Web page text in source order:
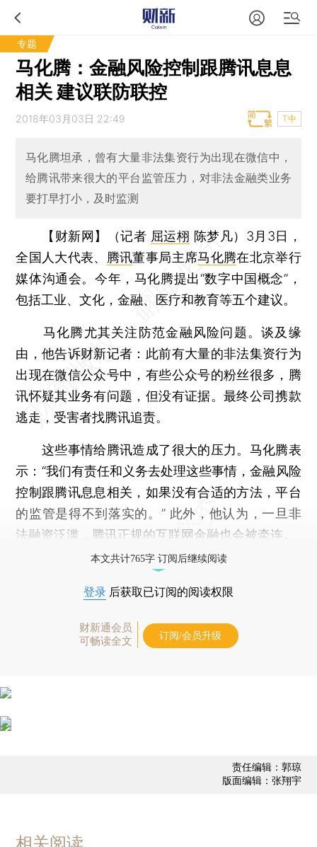
专题
马化腾：金融风险控制跟腾讯息息
相关 建议联防联控
2018年03月03日 22:49 T中
马化腾坦承，曾有大量非法集资行为出现在微信中，
给腾讯带来很大的平台监管压力，对非法金融类业务
要打早打小，及时监测
【财新网】（记者 屈运栩 陈梦凡） 3月3日，
全国人大代表、
腾讯董事局主席马化腾在北京举行
媒体沟通会。今年，马化腾提出“数字中国概念”，
包括工业、文化，金融、医疗和教育等五个建议。
马化腾尤其关注防范金融风险问题。谈及缘
由，他告诉财新记者：此前有大量的非法集资行为
出现在微信公众号中，有些公众号的粉丝很多，腾
讯怀疑其业务有问题，但没有证据。最终公司携款
逃走，受害者找腾讯追责。
这些事情给腾讯造成了很大的压力。马化腾表
示：“我们有责任和义务去处理这些事情，金融风险
控制跟腾讯息息相关，如果没有合适的方法，平台
的监管是得不到落实的。” 此外，他认为，一旦非
法融资泛滥，腾讯正规的互联网金融也会被牵连。
本文共计765字 订阅后继续阅读
登录 后获取已订阅的阅读权限
财新通会员
可畅读全文
订阅/会员升级
责任编辑：郭琼
版面编辑：张翔宇
相关阅读